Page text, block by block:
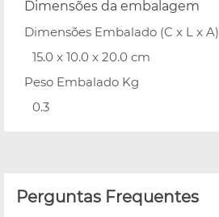
Dimensões da embalagem
Dimensões Embalado (C x L x A)
15.0 x 10.0 x 20.0 cm
Peso Embalado Kg
0.3
Perguntas Frequentes